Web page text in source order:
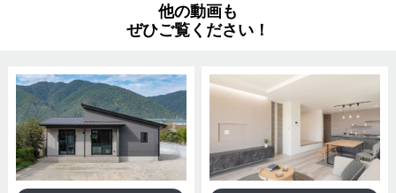
他の動画も
ぜひご覧ください！